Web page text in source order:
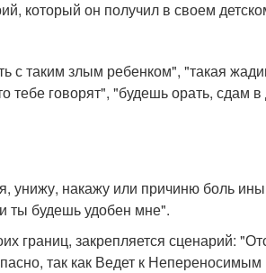
который он получил в своем
с таким злым ребенком", "такая
тебе говорят", "будешь орать, сдам в
унижу, накажу или причиню боль
ты будешь удобен мне".
границ, закрепляется сценарий:
так как Ведет к Непереносимым